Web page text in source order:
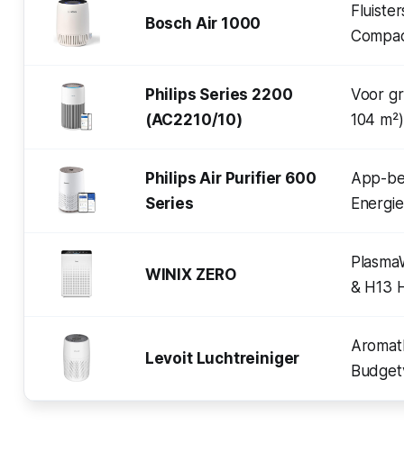
Bosch Air 1000
Philips Series 2200
(AC2210/10)
Voor
104 m²)
Philips Air Purifier 600
Series
App-
WINIX ZERO
& H13
Levoit Luchtreiniger